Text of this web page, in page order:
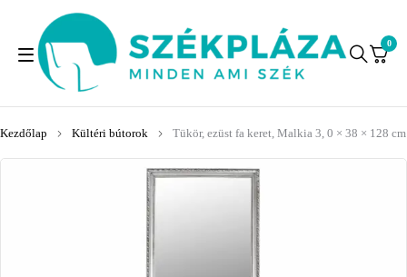
0
Kezdőlap Kültéri bútorok Tükör, ezüst fa keret, Malkia 3, 0 × 38 × 128 cm